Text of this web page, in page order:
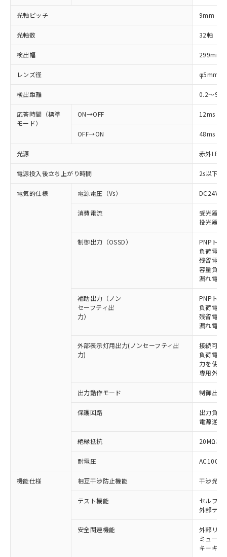
光軸ピッチ 9mm
光軸数 32軸
検出幅 299mm
レンズ径 φ5mm
検出距離 0.2～9m
応答時間（標準
モード）
ON→OFF 12ms
OFF→ON 48ms
光源 赤外LED
電源投入後立ち上がり時間 2s以下(
電気的仕様 電源電圧（Vs）
消費電流
受光器:
投光器:
制御出力（OSSD）
PNPトラ
負荷電流
残留電圧
容量負荷
漏れ電流
補助出力（ノン
セーフティ出
力）
PNPトラ
負荷電流
残留電圧
漏れ電流
外部表示灯用出力(ノンセーフティ出
力)
接続可能
負荷電流
力を使用
専用外部
出力動作モード 制御出力
保護回路
出力負荷
電源逆接
絶縁抵抗 20MΩ以
耐電圧
機能仕様 相互干渉防止機能 干渉光回
テスト機能
セルフテ
外部テス
安全関連機能
外部リレ
ミューテ
キーキャ
ご利用条件
非含有に対応した製品が提供可能な商品で
有に対応した製品に切り替える予定のある